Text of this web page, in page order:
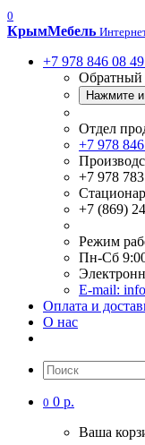
0
КрымМебель
+7 978 846 08 49
Обратный
Нажмите
Отдел
+7 978
+7 978
+7 (869)
Режим
Пн-Сб
E-mail:
Оплата и
О нас
0 0 р.
Ваша